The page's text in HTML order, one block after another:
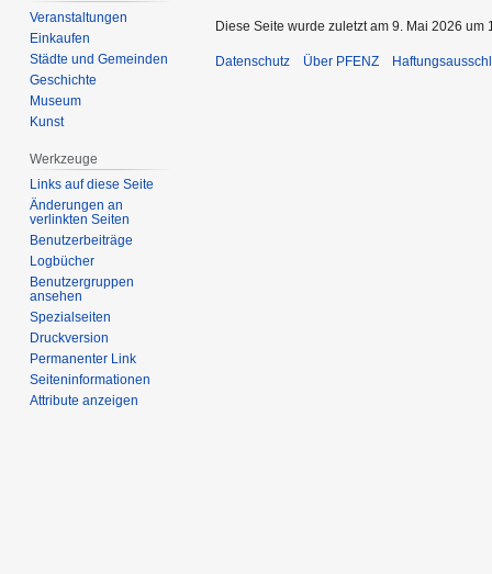
springen
springen
Veranstaltungen
Einkaufen
Städte und Gemeinden
Geschichte
Museum
Kunst
Werkzeuge
Links auf diese Seite
Änderungen an
verlinkten Seiten
Benutzerbeiträge
Logbücher
Benutzergruppen
ansehen
Spezialseiten
Druckversion
Permanenter Link
Seiten­­informationen
Attribute anzeigen
Diese Seite wurde zuletzt am 9. Mai 2026 um
Datenschutz Über PFENZ